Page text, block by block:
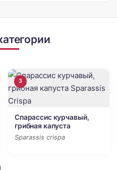
3
Спарассис курчавый,
грибная капуста
Sparassis crispa